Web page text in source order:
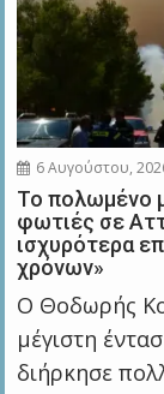
6 Αυγούστου,
Το πολωμένο
φωτιές σε
ισχυρότερα
χρόνων»
Ο Θοδωρής
μέγιστη
διήρκησε